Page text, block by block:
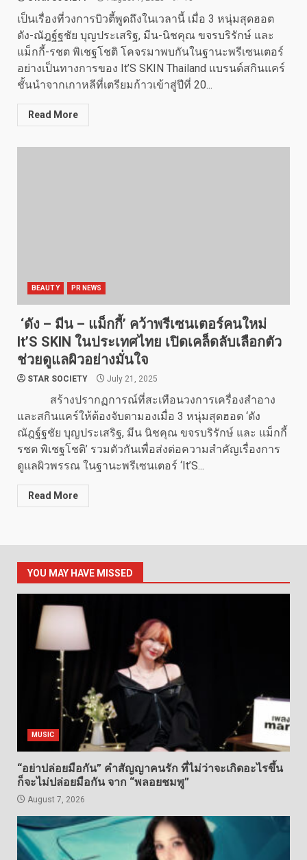
เป็นเรื่องที่วงการบิวตี้พูดถึงในเวลานี้ เมื่อ 3 หนุ่มสุดฮอต
ดัง-ณัฎฐ์ฐชัย บุญประเสริฐ, มีน-นิชคุณ ขจรบริรักษ์ และ
แม็กกี้-รชต พิเชฐโชติ โคจรมาพบกันในฐานะพรีเซนเตอร์
อย่างเป็นทางการของ It’S SKIN Thailand แบรนด์สกินแคร์
ชั้นนำจากเกาหลีที่เตรียมก้าวเข้าสู่ปีที่ 20...
Read More
BEAUTY PR NEWS
‘ดัง – มีน – แม็กกี้’ คว้าพรีเซนเตอร์คนใหม่
It’S SKIN ในประเทศไทย เปิดเคล็ดลับเลือกตัว
ช่วยดูแลผิวอย่างมั่นใจ
STAR SOCIETY July 21, 2025
สร้างปรากฏการณ์ที่สะเทือนวงการเครื่องสำอาง
และสกินแคร์ให้ต้องจับตามองเมื่อ 3 หนุ่มสุดฮอต ‘ดัง
ณัฎฐ์ฐชัย บุญประเสริฐ, มีน นิชคุณ ขจรบริรักษ์ และ แม็กกี้
รชต พิเชฐโชติ’ รวมตัวกันเพื่อส่งต่อความสำคัญเรื่องการ
ดูแลผิวพรรณ ในฐานะพรีเซนเตอร์ ‘It’S...
Read More
YOU MAY HAVE MISSED
MUSIC
“อย่าปล่อยมือกัน” คำสัญญาคนรัก ที่ไม่ว่าจะเกิดอะไรขึ้น
ก็จะไม่ปล่อยมือกัน จาก “พลอยชมพู”
August 7, 2026